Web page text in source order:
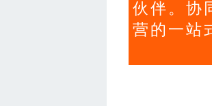
伙伴。协
营的一站